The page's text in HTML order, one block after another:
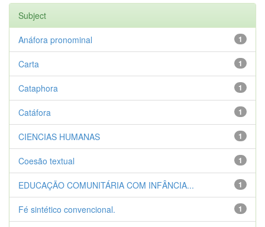
Subject
1
Anáfora pronominal
1
Carta
1
Cataphora
1
Catáfora
1
CIENCIAS HUMANAS
1
Coesão textual
1
EDUCAÇÃO COMUNITÁRIA COM INFÂNCIA...
1
Fé sintético convencional.